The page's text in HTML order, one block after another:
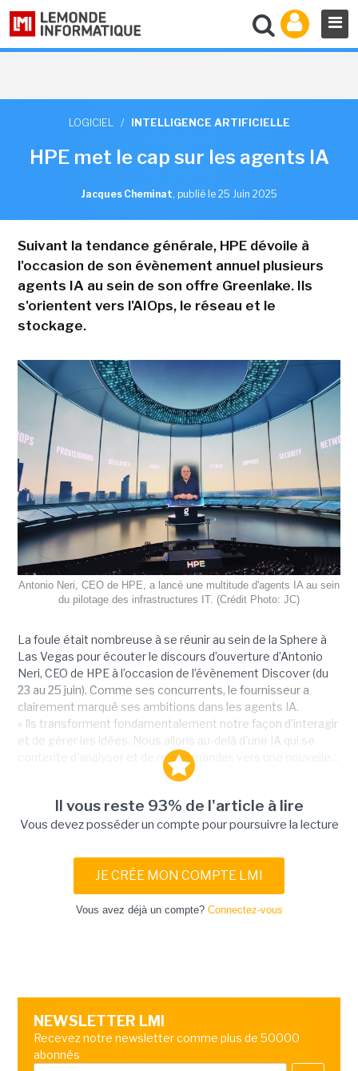
LOGICIEL / INTELLIGENCE ARTIFICIELLE
HPE met le cap sur les agents IA
Jacques Cheminat, publié le 25 Juin 2025
Suivant la tendance générale, HPE dévoile à
l'occasion de son évènement annuel plusieurs
agents IA au sein de son offre Greenlake. Ils
s'orientent vers l'AIOps, le réseau et le
stockage.
Antonio Neri, CEO de HPE, a lancé une multitude d'agents IA au sein
du pilotage des infrastructures IT. (Crédit Photo: JC)
La foule était nombreuse à se réunir au sein de la Sphere à
Las Vegas pour écouter le discours d’ouverture d’Antonio
Neri, CEO de HPE à l’occasion de l’évènement Discover (du
23 au 25 juin). Comme ses concurrents, le fournisseur a
clairement marqué ses ambitions dans les agents IA.
« Ils transforment fondamentalement notre façon d'interagir
et de gérer les idées. Nous allons au-delà d'une IA qui se
contente d'analyser et de recommander, vers une nouvelle...
Il vous reste 93% de l'article à lire
Vous devez posséder un compte pour poursuivre la lecture
JE CRÉE MON COMPTE LMI
Vous avez déjà un compte? Connectez-vous
NEWSLETTER LMI
Recevez notre newsletter comme plus de 50000
abonnés